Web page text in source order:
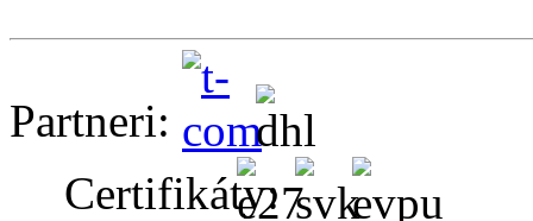
Partneri:
Certifikáty: